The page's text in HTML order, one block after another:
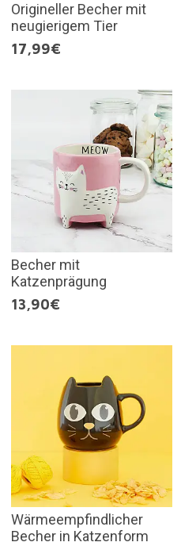
Origineller Becher mit
neugierigem Tier
17,99€
Becher mit
Katzenprägung
13,90€
Wärmeempfindlicher
Becher in Katzenform